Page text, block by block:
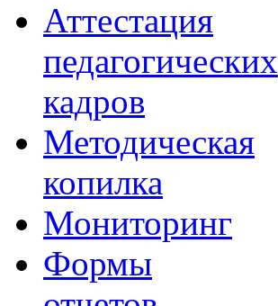
Аттестация
педагогических
кадров
Методическая
копилка
Мониторинг
Формы